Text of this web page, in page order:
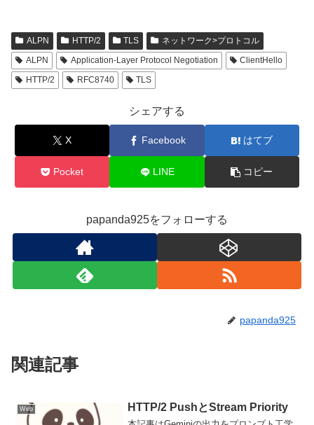
ALPN HTTP/2 TLS
ネットワーク>プロトコル
ALPN
Application-Layer Protocol Negotiation
ClientHello
HTTP/2
RFC8740 TLS
シェアする
X Facebook はてブ
Pocket LINE コピー
papanda925をフォローする
papanda925
関連記事
Web HTTP/2 PushとStream Priority